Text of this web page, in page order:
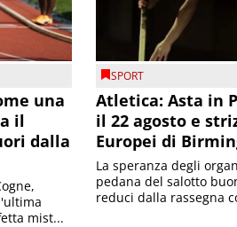
una
il
dalla
mist...
SPORT
Atletica: Asta in
il 22 agosto e
Europei di
La speranza degli
pedana del salotto
reduci dalla rassegna